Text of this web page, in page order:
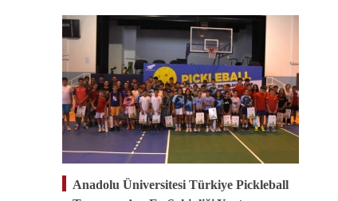
Anadolu Üniversitesi Türkiye Pickleball